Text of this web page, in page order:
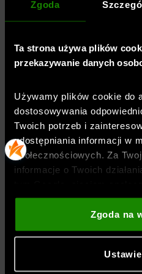
Zgoda
Ta strona używa plików
przekazywanie danych
Używamy plików cookie do
dostosowywania
Twoich potrzeb i
udostępniania informacji w
społecznościowych. Za
informacje o Twoich
zajmującym się reklamą i
partnerzy mogą łączyć te
podajesz poza tą stroną
Ciebie z ich usług. Za
Zgoda na
Marka: 4F JUNIOR
Rodzaj zapięcia: zamek
Materiał główny
55%
Kod kreskowy:
OPINIE
ZWROTY I REKLAMACJE